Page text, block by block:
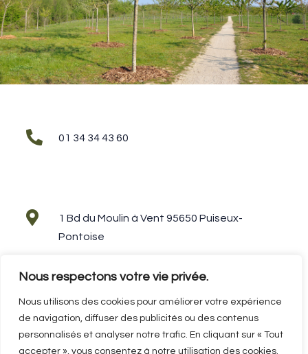
Nous respectons votre vie privée.
Nous utilisons des cookies pour améliorer votre expérience
de navigation, diffuser des publicités ou des contenus
personnalisés et analyser notre trafic. En cliquant sur « Tout
accepter », vous consentez à notre utilisation des cookies.
 01 34 34 43 60

1 Bd du Moulin à Vent 95650 Puiseux-
Pontoise
 accueil@sportsetpaysages.com